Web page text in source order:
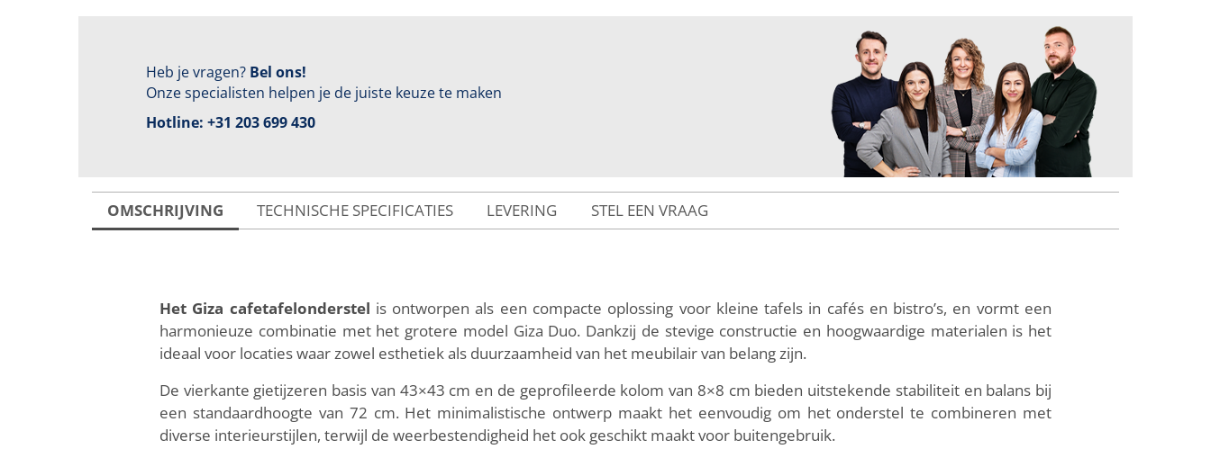
Heb je vragen? Bel ons!
Onze specialisten helpen je de juiste keuze te maken
Hotline: +31 203 699 430
OMSCHRIJVING TECHNISCHE SPECIFICATIES LEVERING STEL EEN VRAAG
Het Giza cafetafelonderstel is ontworpen als een compacte oplossing voor kleine tafels in cafés en bistro’s, en vormt een
harmonieuze combinatie met het grotere model Giza Duo. Dankzij de stevige constructie en hoogwaardige materialen is het
ideaal voor locaties waar zowel esthetiek als duurzaamheid van het meubilair van belang zijn.
De vierkante gietijzeren basis van 43×43 cm en de geprofileerde kolom van 8×8 cm bieden uitstekende stabiliteit en balans bij
een standaardhoogte van 72 cm. Het minimalistische ontwerp maakt het eenvoudig om het onderstel te combineren met
diverse interieurstijlen, terwijl de weerbestendigheid het ook geschikt maakt voor buitengebruik.